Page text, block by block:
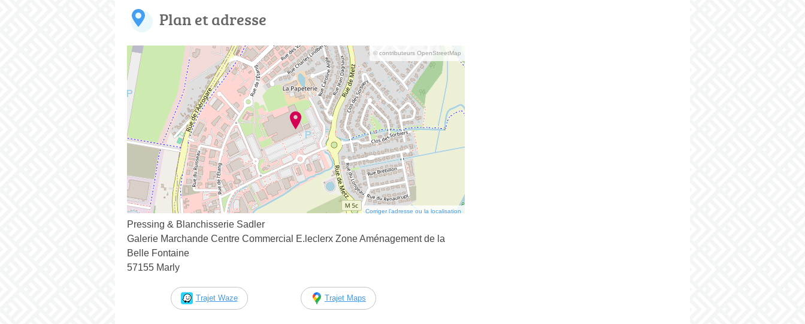
Plan et adresse
© contributeurs OpenStreetMap
Corriger l’adresse ou la localisation
Pressing & Blanchisserie Sadler
Galerie Marchande Centre Commercial E.leclerx Zone Aménagement de la
Belle Fontaine
57155 Marly
Trajet Waze Trajet Maps